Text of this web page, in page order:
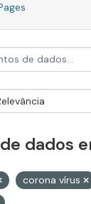
dados
corona vírus